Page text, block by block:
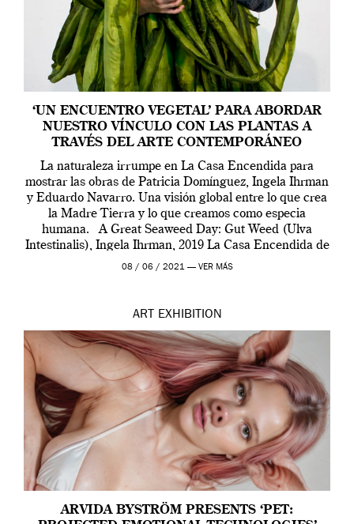
‘UN ENCUENTRO VEGETAL’ PARA ABORDAR
NUESTRO VÍNCULO CON LAS PLANTAS A
TRAVÉS DEL ARTE CONTEMPORÁNEO
La naturaleza irrumpe en La Casa Encendida para
mostrar las obras de Patricia Domínguez, Ingela Ihrman
y Eduardo Navarro. Una visión global entre lo que crea
la Madre Tierra y lo que creamos como especia
humana. A Great Seaweed Day: Gut Weed (Ulva
Intestinalis), Ingela Ihrman, 2019 La Casa Encendida de
Madrid y la Wellcome […]
08 / 06 / 2021 — VER MÁS
ART EXHIBITION
ARVIDA BYSTRÖM PRESENTS ‘PET: